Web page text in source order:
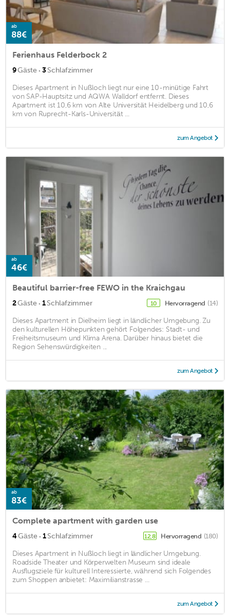
ab
88€
Ferienhaus Felderbock 2
9Gäste · 3Schlafzimmer
Dieses Apartment in Nußloch liegt nur eine 10-minütige Fahrt
von SAP-Hauptsitz und AQWA Walldorf entfernt. Dieses
Apartment ist 10,6 km von Alte Universität Heidelberg und 10,6
km von Ruprecht-Karls-Universität ...
zum Angebot
ab
46€
Beautiful barrier-free FEWO in the Kraichgau
2Gäste · 1Schlafzimmer 10 Hervorragend (14)
Dieses Apartment in Dielheim liegt in ländlicher Umgebung. Zu
den kulturellen Höhepunkten gehört Folgendes: Stadt- und
Freiheitsmuseum und Klima Arena. Darüber hinaus bietet die
Region Sehenswürdigkeiten ...
zum Angebot
ab
83€
Complete apartment with garden use
4Gäste · 1Schlafzimmer 12,8 Hervorragend (180)
Dieses Apartment in Nußloch liegt in ländlicher Umgebung.
Roadside Theater und Körperwelten Museum sind ideale
Ausflugsziele für kulturell Interessierte, während sich Folgendes
zum Shoppen anbietet: Maximilianstrasse ...
zum Angebot